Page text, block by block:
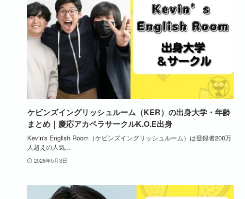
ケビンズイングリッシュルーム（KER）の出身大学・年齢
まとめ｜慶応アカペラサークルK.O.E出身
Kevin's English Room（ケビンズイングリッシュルーム）は登録者200万
人超えの人気...
2026年5月3日